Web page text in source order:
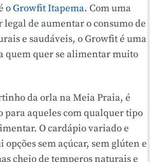
o Growfit Itapema. Com uma
legal de aumentar o consumo de
e saudáveis, o Growfit é uma
quem quer se alimentar muito
da orla na Meia Praia, é
para aqueles com qualquer tipo
O cardápio variado e
opções sem açúcar, sem glúten e
cheio de temperos naturais e